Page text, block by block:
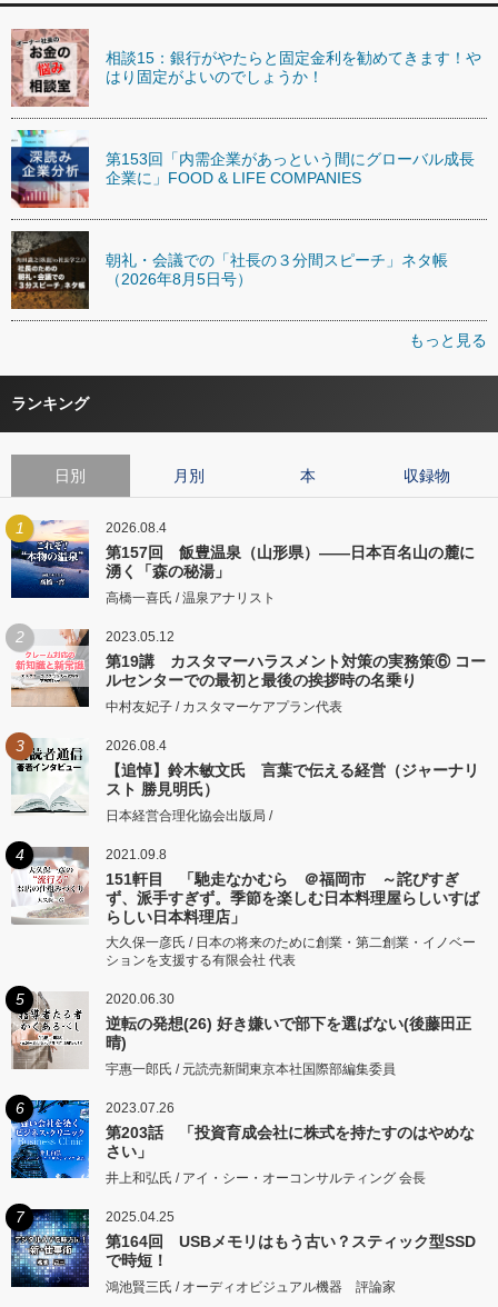
相談15：銀行がやたらと固定金利を勧めてきます！や
はり固定がよいのでしょうか！
第153回「内需企業があっという間にグローバル成長
企業に」FOOD & LIFE COMPANIES
朝礼・会議での「社長の３分間スピーチ」ネタ帳
（2026年8月5日号）
もっと見る
ランキング
日別 月別 本 収録物
1 2026.08.4
第157回 飯豊温泉（山形県）――日本百名山の麓に
湧く「森の秘湯」
高橋一喜氏 / 温泉アナリスト
2 2023.05.12
第19講 カスタマーハラスメント対策の実務策⑥ コー
ルセンターでの最初と最後の挨拶時の名乗り
中村友妃子 / カスタマーケアプラン代表
3 2026.08.4
【追悼】鈴木敏文氏 言葉で伝える経営（ジャーナリ
スト 勝見明氏）
日本経営合理化協会出版局 /
4 2021.09.8
151軒目 「馳走なかむら ＠福岡市 ～詫びすぎ
ず、派手すぎず。季節を楽しむ日本料理屋らしいすば
らしい日本料理店」
大久保一彦氏 / 日本の将来のために創業・第二創業・イノベー
ションを支援する有限会社 代表
5 2020.06.30
逆転の発想(26) 好き嫌いで部下を選ばない(後藤田正
晴)
宇惠一郎氏 / 元読売新聞東京本社国際部編集委員
6 2023.07.26
第203話 「投資育成会社に株式を持たすのはやめな
さい」
井上和弘氏 / アイ・シー・オーコンサルティング 会長
7 2025.04.25
第164回 USBメモリはもう古い？スティック型SSD
で時短！
鴻池賢三氏 / オーディオビジュアル機器 評論家